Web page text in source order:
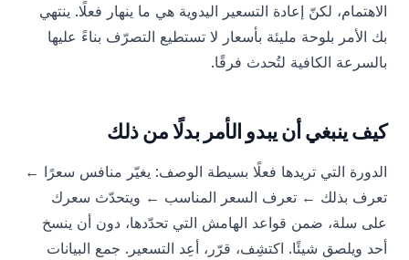
الاهتمام، لكنّ إعادة التسعير اليدوية هي ما ينهار فعلًا. ينتهي
بك الأمر بلوحة مليئة بأسعار لا تستطيع التصرّف بناءً عليها
بالسرعة الكافية لتُحدث فرقًا.
كيف ينبغي أن يبدو الأمر بدلًا من ذلك
الدورة التي تريدها فعلًا بسيطة الوصف: يغيّر منافس سعرًا ←
تعرف بذلك ← تعرف السعر المناسب ← ويتحدّث سعرك
على سلة، ضمن قواعد الهامش التي تحدّدها، دون أن ينسخ
أحد ويلصق شيئًا. اكتشِف، قرّر، أعِد التسعير. جمع البيانات